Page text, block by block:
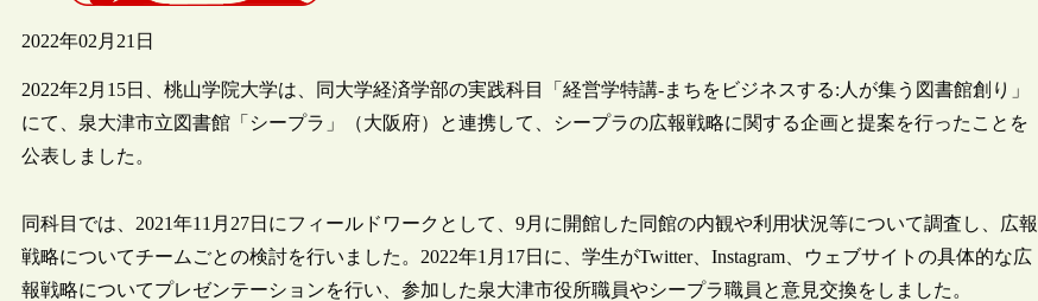
2022年02月21日
2022年2月15日、桃山学院大学は、同大学経済学部の実践科目「経営学特講-まちをビジネスする:人が集う図書館創り」
にて、泉大津市立図書館「シープラ」（大阪府）と連携して、シープラの広報戦略に関する企画と提案を行ったことを
公表しました。
同科目では、2021年11月27日にフィールドワークとして、9月に開館した同館の内観や利用状況等について調査し、広報
戦略についてチームごとの検討を行いました。2022年1月17日に、学生がTwitter、Instagram、ウェブサイトの具体的な広
報戦略についてプレゼンテーションを行い、参加した泉大津市役所職員やシープラ職員と意見交換をしました。